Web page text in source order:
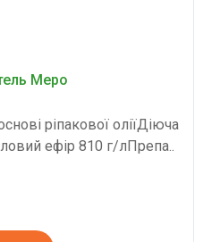
Меро
ріпакової оліїДіюча
ефір 810 г/лПрепа..